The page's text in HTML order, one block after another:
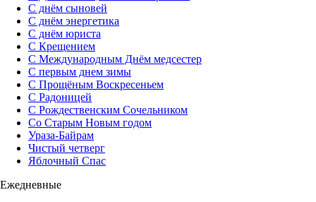
С днём сыновей
С днём энергетика
С днём юриста
С Крещением
С Международным Днём медсестер
С первым днем зимы
С Прощёным Воскресеньем
С Радоницей
С Рождественским Сочельником
Со Старым Новым годом
Ураза-Байрам
Чистый четверг
Яблочный Спас
Ежедневные